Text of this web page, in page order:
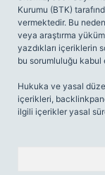
Kurumu (BTK)
vermektedir. Bu
veya araştırma
yazdıkları içeriklerin
bu sorumluluğu kabul
Hukuka ve yasal
içerikleri,
ilgili içerikler yasal